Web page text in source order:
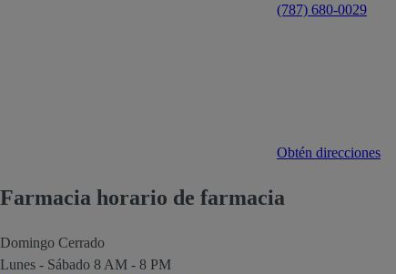
(787) 680-0029
Obtén direcciones
Farmacia horario de farmacia
Domingo Cerrado
Lunes - Sábado 8 AM - 8 PM